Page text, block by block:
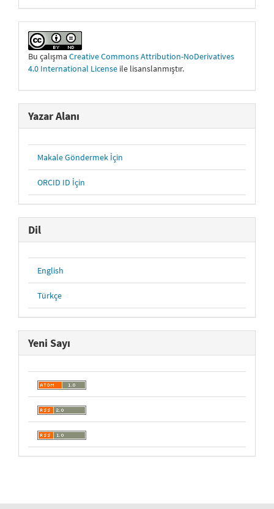
Bu çalışma Creative Commons Attribution-NoDerivatives
4.0 International License ile lisanslanmıştır.
Yazar Alanı
Makale Göndermek İçin
ORCID ID İçin
Dil
English
Türkçe
Yeni Sayı